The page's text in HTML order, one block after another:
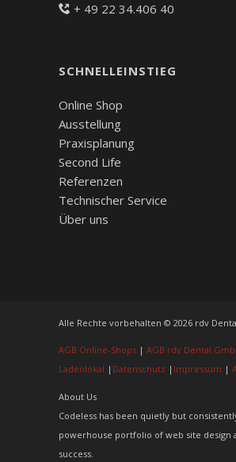
+ 49 22 34.406 40
SCHNELLEINSTIEG
Online Shop
Ausstellung
Praxisplanung
Second Life
Referenzen
Technischer Service
Über uns
Alle Rechte vorbehalten © 2026 rdv
AGB Online-Shops | AGB rdv Dental
Ladenlokal | Datenschutz | Impressum |
About Us
Codeless has been quietly but
powerhouse portfolio of web site design
success.